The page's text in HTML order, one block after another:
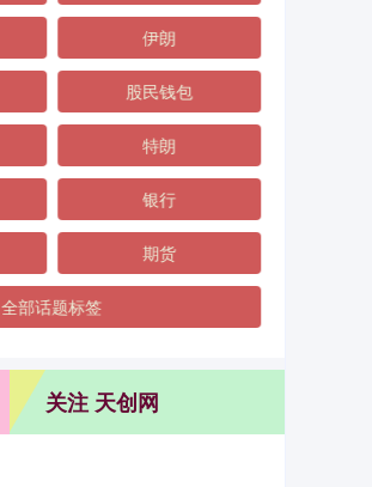
伊朗
股民钱包
特朗
银行
期货
全部话题标签
关注 天创网